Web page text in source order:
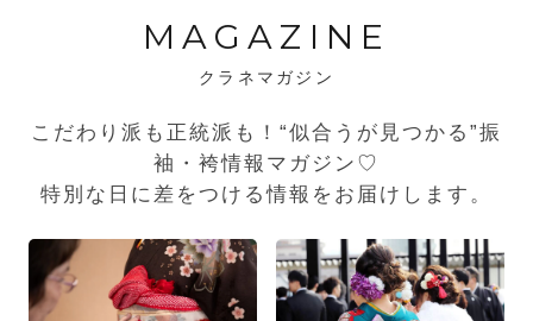
MAGAZINE
クラネマガジン
こだわり派も正統派も！“似合うが見つかる”振
袖・袴情報マガジン♡
特別な日に差をつける情報をお届けします。